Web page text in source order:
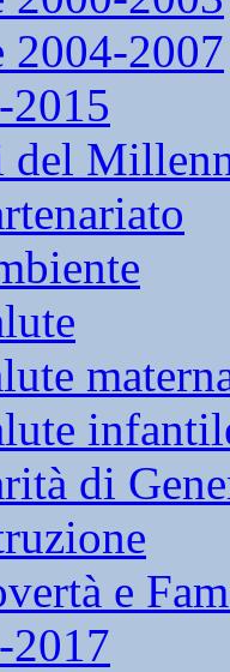
2004-2007
del
di
e
2017